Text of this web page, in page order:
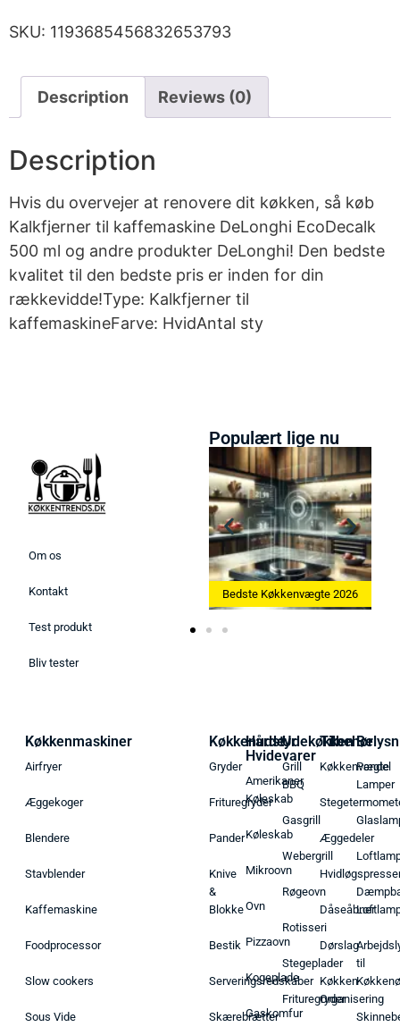
SKU: 1193685456832653793
Description Reviews (0)
Description
Hvis du overvejer at renovere dit køkken, så køb
Kalkfjerner til kaffemaskine DeLonghi EcoDecalk
500 ml og andre produkter DeLonghi! Den bedste
kvalitet til den bedste pris er inden for din
rækkevidde!Type: Kalkfjerner til
kaffemaskineFarve: HvidAntal sty
Om os
Kontakt
Test produkt
Bliv tester
Populært lige nu
Bedste Ismaskine 2026 Bedste Køkkenvægte 2026
Køkkenmaskiner
Airfryer
Æggekoger
Blendere
Stavblender
Kaffemaskine
Foodprocessor
Slow cookers
Sous Vide
Køkkenudstyr
Gryder
Frituregryder
Pander
Knive
&
Blokke
Bestik
Serveringsredskaber
Skærebrætter
Hårde
Hvidevarer
Amerikaner
Køleskab
Køleskab
Mikroovn
Ovn
Pizzaovn
Kogeplade
Gaskomfur
Udekøkken
Grill
BBQ
Gasgrill
Webergrill
Røgeovn
Rotisseri
Stegeplader
Frituregryder
Tilbehør
Køkkenvægte
Æggedeler
Dåseåbner
Dørslag
Køkken
Organisering
Pendel
Lamper
til